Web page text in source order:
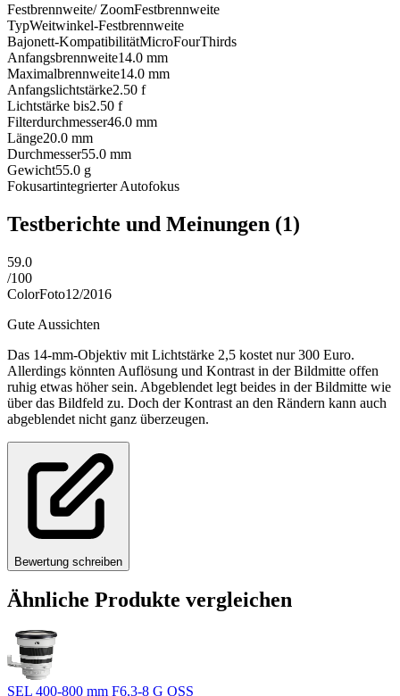
Festbrennweite/ ZoomFestbrennweite
TypWeitwinkel-Festbrennweite
Bajonett-KompatibilitätMicroFourThirds
Anfangsbrennweite14.0 mm
Maximalbrennweite14.0 mm
Anfangslichtstärke2.50 f
Lichtstärke bis2.50 f
Filterdurchmesser46.0 mm
Länge20.0 mm
Durchmesser55.0 mm
Gewicht55.0 g
Fokusartintegrierter Autofokus
Testberichte und Meinungen (1)
59.0
/100
ColorFoto12/2016
Gute Aussichten
Das 14-mm-Objektiv mit Lichtstärke 2,5 kostet nur 300 Euro.
Allerdings könnten Auflösung und Kontrast in der Bildmitte offen
ruhig etwas höher sein. Abgeblendet legt beides in der Bildmitte wie
über das Bildfeld zu. Doch der Kontrast an den Rändern kann auch
abgeblendet nicht ganz überzeugen.
Bewertung schreiben
Ähnliche Produkte vergleichen
SEL 400-800 mm F6,3-8 G OSS